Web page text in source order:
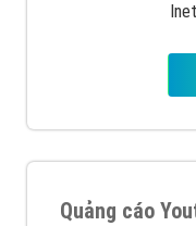
Quảng cáo